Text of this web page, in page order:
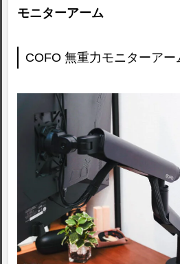
モニターアーム
COFO 無重力モニターアー